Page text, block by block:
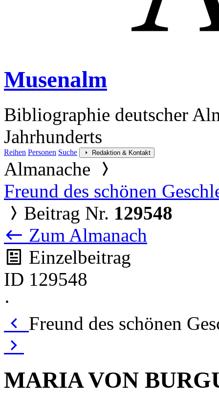
Musenalm
Bibliographie deutscher
Jahrhunderts
Reihen Personen Suche Redaktion & Kontakt
Almanache
Freund des schönen
Beitrag Nr. 129548
Zum Almanach
Einzelbeitrag
ID 129548
·
Freund des schönen
MARIA VON